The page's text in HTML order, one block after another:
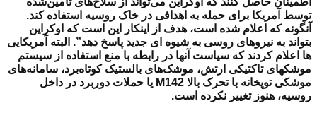
توسط آمریکا برای حمله به اهدافی در خاک روسیه استفاده کند.
آنگونه که اعلام شده است، هدف از اینکار این است که اوکراین
بتواند به نیروهای روسی به شیوه ای جدید پاسخ دهد”. البته آمریکایی
ها اعلام کردند که سیاست آنها در رابطه با منع استفاده از سیستم
موشکهای تاکتیکی ارتش، موشک‌های بالستیک کوتاه‌برد، سامانه‌های
موشکی توپخانه با تحرک بالا M142
یا حملات دوربرد در داخل
روسیه، هنوز تغییر نکرده است.